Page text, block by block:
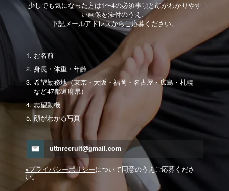
少しでも気になった方は1〜4の必須事項と顔がわかりやす
い画像を添付のうえ、
下記メールアドレスからご応募ください。
お名前
身長・体重・年齢
希望勤務地（東京・大阪・福岡・名古屋・広島・札幌
など47都道府県）
志望動機
顔がわかる写真
uttnrecruit@gmail.com
※プライバシーポリシーについて同意のうえご応募くださ
い。